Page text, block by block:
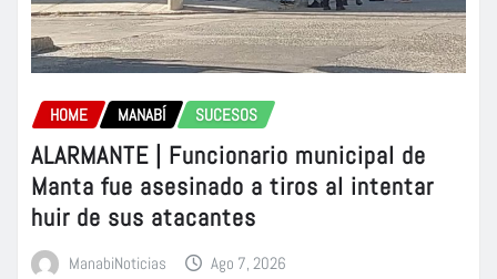
HOME MANABÍ SUCESOS
ALARMANTE | Funcionario municipal de
Manta fue asesinado a tiros al intentar
huir de sus atacantes
ManabiNoticias Ago 7, 2026